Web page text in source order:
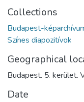
Collections
Budapest-
Színes diapozitívok
Geographical
Budapest. 5. kerület.
Date